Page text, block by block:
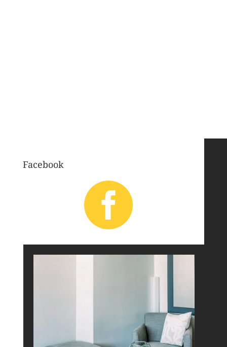
Facebook
